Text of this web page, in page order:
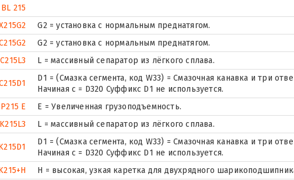
BL 215
G2 = установка с нормальным преднатягом.
G2 = установка с нормальным преднатягом.
L = массивный сепаратор из лёгкого сплава.
D1 = (Смазка сегмента, код W33) = Смазочная канавка и три
Начиная с = D320 Суффикс D1 не используется.
E
Е = Увеличенная грузоподъемность.
L = массивный сепаратор из лёгкого сплава.
D1 = (Смазка сегмента, код W33) = Смазочная канавка и три
Начиная с = D320 Суффикс D1 не используется.
H = высокая, узкая каретка для двухрядного